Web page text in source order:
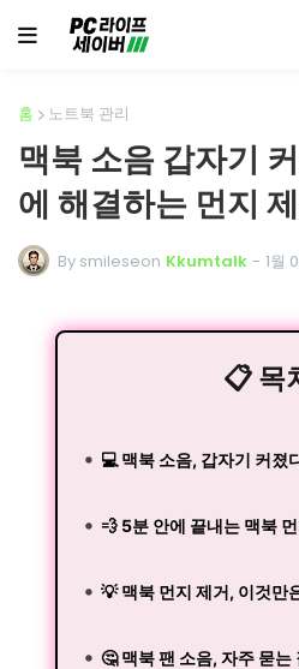
홈 노트북 관리
맥북 소음 갑자기
에 해결하는 먼지
By smileseon Kkumtalk - 1월
📋 목
💻 맥북 소음, 갑자기 커졌
💨 5분 안에 끝내는 맥북
💡 맥북 먼지 제거, 이것만
🤔 맥북 팬 소음, 자주 묻는